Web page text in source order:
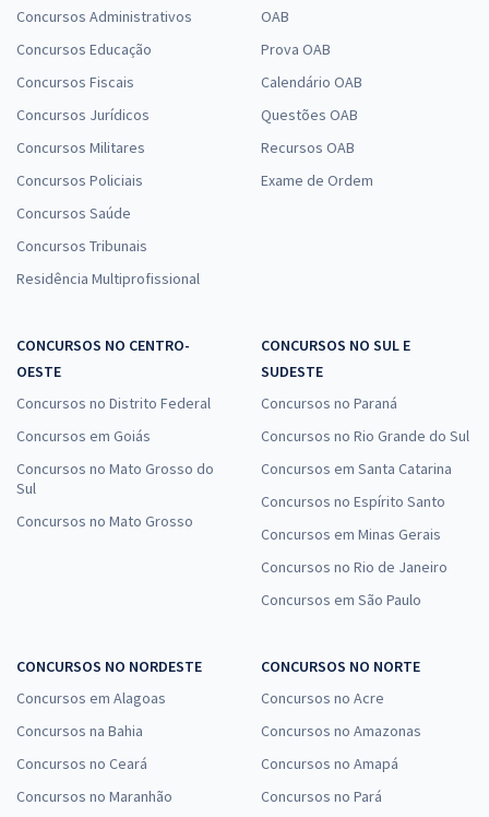
Concursos Administrativos
Concursos Educação
Concursos Fiscais
Concursos Jurídicos
Concursos Militares
Concursos Policiais
Concursos Saúde
Concursos Tribunais
Residência Multiprofissional
OAB
Prova OAB
Calendário OAB
Questões OAB
Recursos OAB
Exame de Ordem
CONCURSOS NO CENTRO-
OESTE
Concursos no Distrito Federal
Concursos em Goiás
Concursos no Mato Grosso do
Sul
Concursos no Mato Grosso
CONCURSOS NO SUL E
SUDESTE
Concursos no Paraná
Concursos no Rio Grande do Sul
Concursos em Santa Catarina
Concursos no Espírito Santo
Concursos em Minas Gerais
Concursos no Rio de Janeiro
Concursos em São Paulo
CONCURSOS NO NORDESTE
Concursos em Alagoas
Concursos na Bahia
Concursos no Ceará
Concursos no Maranhão
CONCURSOS NO NORTE
Concursos no Acre
Concursos no Amazonas
Concursos no Amapá
Concursos no Pará